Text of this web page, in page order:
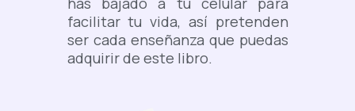
facilitar tu vida, así pretenden
ser cada enseñanza que puedas
adquirir de este libro.